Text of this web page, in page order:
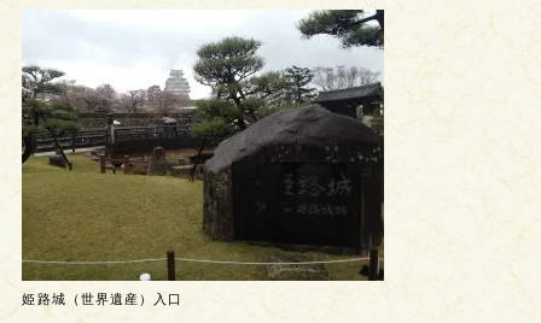
姫路城（世界遺産）入口